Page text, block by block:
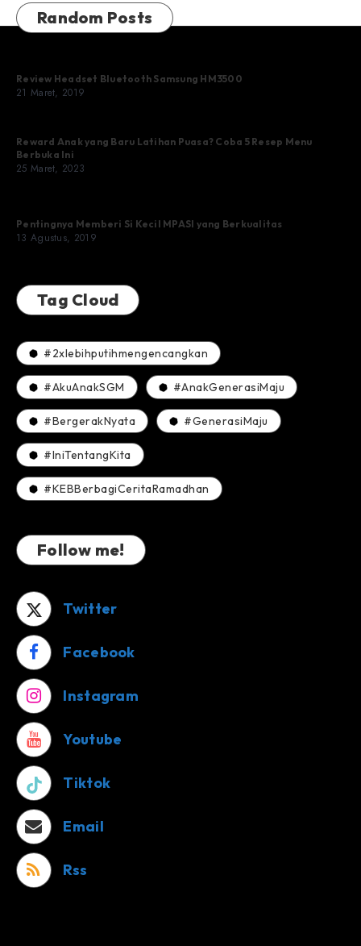
Random Posts
Review Headset Bluetooth Samsung HM3500
21 Maret, 2019
Reward Anak yang Baru Latihan Puasa? Coba 5 Resep Menu
Berbuka Ini
25 Maret, 2023
Pentingnya Memberi Si Kecil MPASI yang Berkualitas
13 Agustus, 2019
Tag Cloud
#2xlebihputihmengencangkan
#AkuAnakSGM #AnakGenerasiMaju
#BergerakNyata #GenerasiMaju
#IniTentangKita
#KEBBerbagiCeritaRamadhan
Follow me!
Twitter
Facebook
Instagram
Youtube
Tiktok
Email
Rss